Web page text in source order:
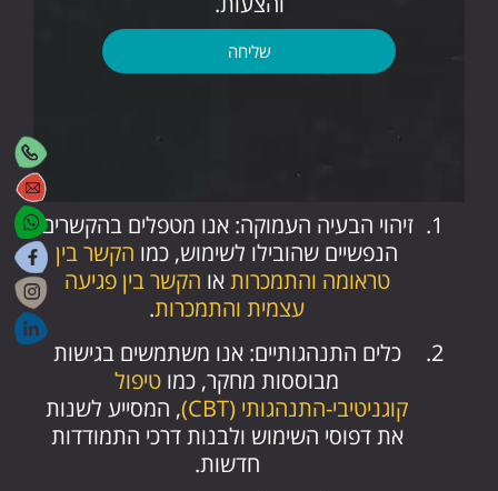
שליחה
זיהוי הבעיה העמוקה: אנו מטפלים בהקשרים
הנפשיים שהובילו לשימוש, כמו הקשר בין
טראומה והתמכרותאו הקשר בין פגיעה
עצמית והתמכרות.
כלים התנהגותיים: אנו משתמשים בגישות
מבוססות מחקר, כמו טיפול
קוגניטיבי-התנהגותי (CBT)
, המסייע לשנות
את דפוסי השימוש ולבנות דרכי התמודדות
חדשות.